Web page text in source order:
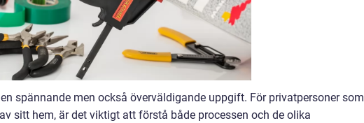
spännande men också överväldigande uppgift. För privatpersoner som
sitt hem, är det viktigt att förstå både processen och de olika